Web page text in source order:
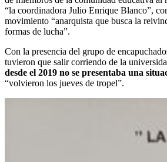
“la coordinadora Julio Enrique Blanco”,
movimiento “anarquista que busca la
formas de lucha”.
Con la presencia del grupo de
tuvieron que salir corriendo de la
desde el 2019 no se presentaba una
“volvieron los jueves de tropel”.